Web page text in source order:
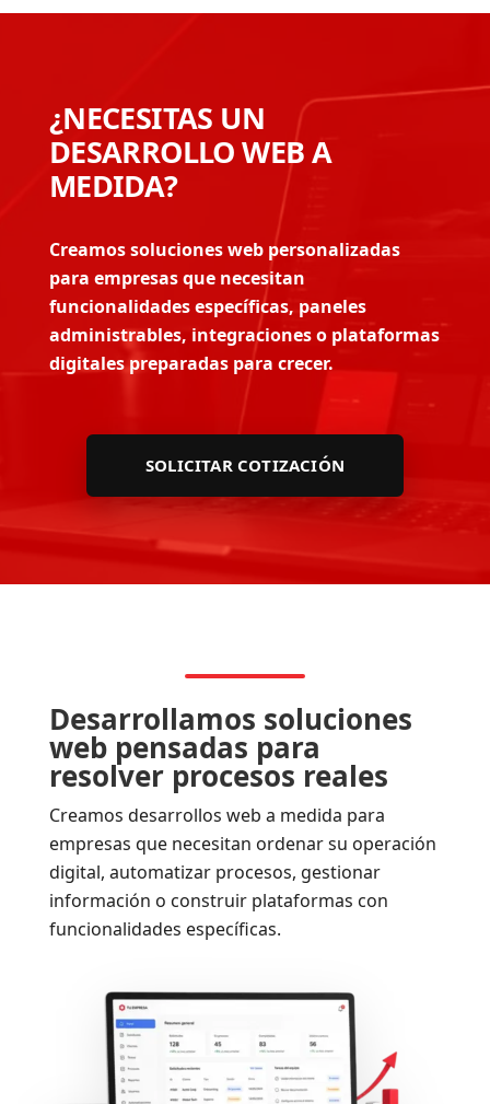
¿NECESITAS UN
DESARROLLO WEB A
MEDIDA?
Creamos soluciones web personalizadas
para empresas que necesitan
funcionalidades específicas, paneles
administrables, integraciones o plataformas
digitales preparadas para crecer.
SOLICITAR COTIZACIÓN
Desarrollamos soluciones
web pensadas para
resolver procesos reales
Creamos desarrollos web a medida para
empresas que necesitan ordenar su operación
digital, automatizar procesos, gestionar
información o construir plataformas con
funcionalidades específicas.